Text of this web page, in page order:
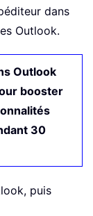
dans
Outlook.
Outlook
booster
30
puis